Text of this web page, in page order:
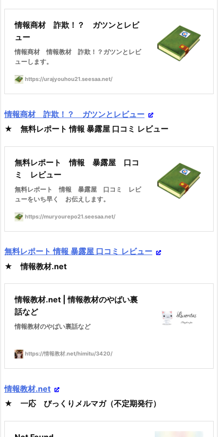
情報商材 詐欺！？ ガツンとレビ
ュー
情報商材 情報教材 詐欺！？ガツンとレビ
ューします。
https://urajyouhou21.seesaa.net/
情報商材 詐欺！？ ガツンとレビュー
★ 無料レポート 情報 暴露屋 口コミ レビュー
無料レポート 情報 暴露屋 口コ
ミ レビュー
無料レポート 情報 暴露屋 口コミ レビ
ューをいち早く お伝えします。
https://muryourepo21.seesaa.net/
無料レポート 情報 暴露屋 口コミ レビュー
★ 情報教材.net
情報教材.net | 情報教材のやばい裏
話など
情報教材のやばい裏話など
https://情報教材.net/himitu/3420/
情報教材.net
★ 一応 びっくりメルマガ（不定期発行）